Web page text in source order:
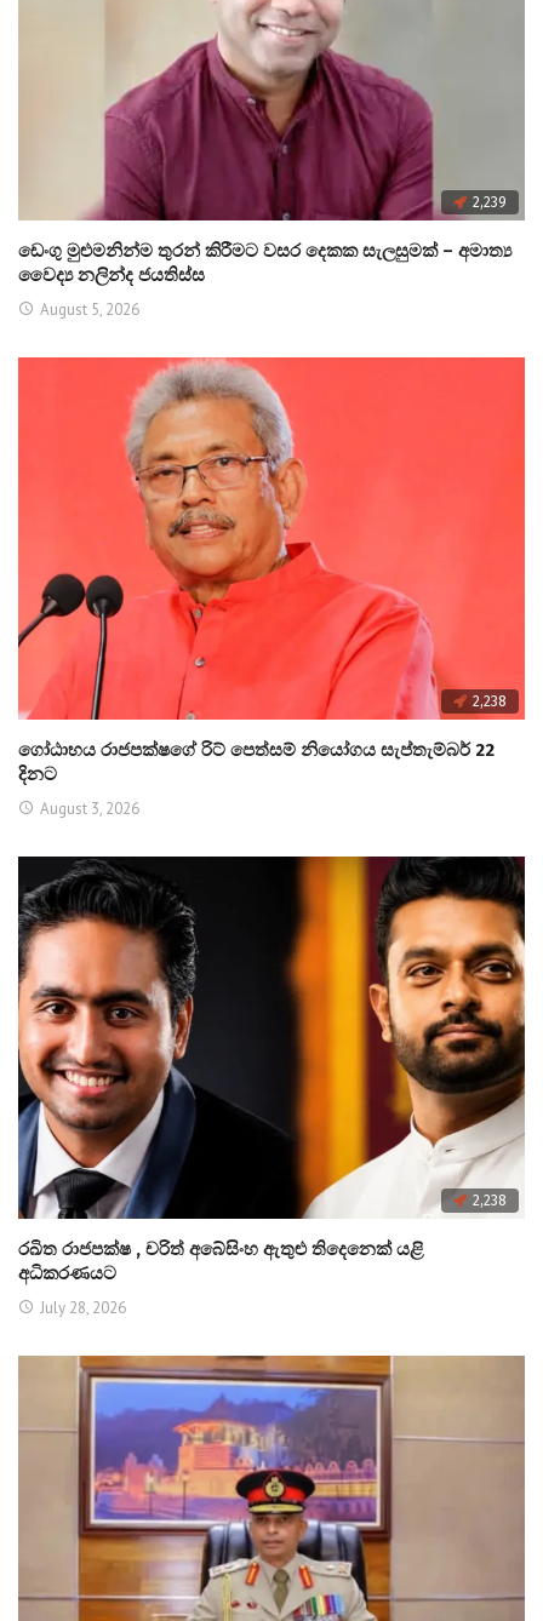
2,239
ඩෙංගු මුළුමනින්ම තුරන් කිරීමට වසර දෙකක සැලසුමක් – අමාත්‍ය
වෛද්‍ය නලින්ද ජයතිස්ස
August 5, 2026
2,238
ගෝඨාභය රාජපක්ෂගේ රිට් පෙත්සම් නියෝගය සැප්තැම්බර් 22
දිනට
August 3, 2026
2,238
රඛිත රාජපක්ෂ , චරිත් අබේසිංහ ඇතුළු තිදෙනෙක් යළි
අධිකරණයට
July 28, 2026